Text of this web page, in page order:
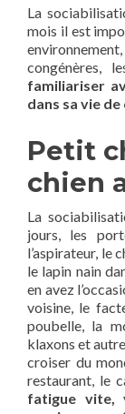
La
mois il est
congénères,
familiariser
dans sa vie
Petit
chien
La
jours, les
l’aspirateur, le
le lapin nain
en avez
voisine, le
poubelle, la
klaxons et
croiser du
restaurant, le
fatigue vite,